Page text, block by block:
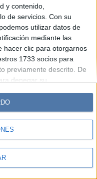
y contenido,
de servicios. Con su
utilizar datos de
mediante las
hacer clic para otorgarnos
1733 socios para
previamente descrito. De
denegar su
su consentimiento.
de sus datos
pero usted
Sus
en cualquier